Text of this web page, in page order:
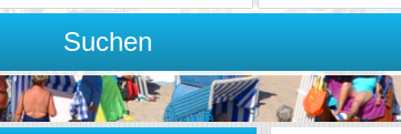
Suchen